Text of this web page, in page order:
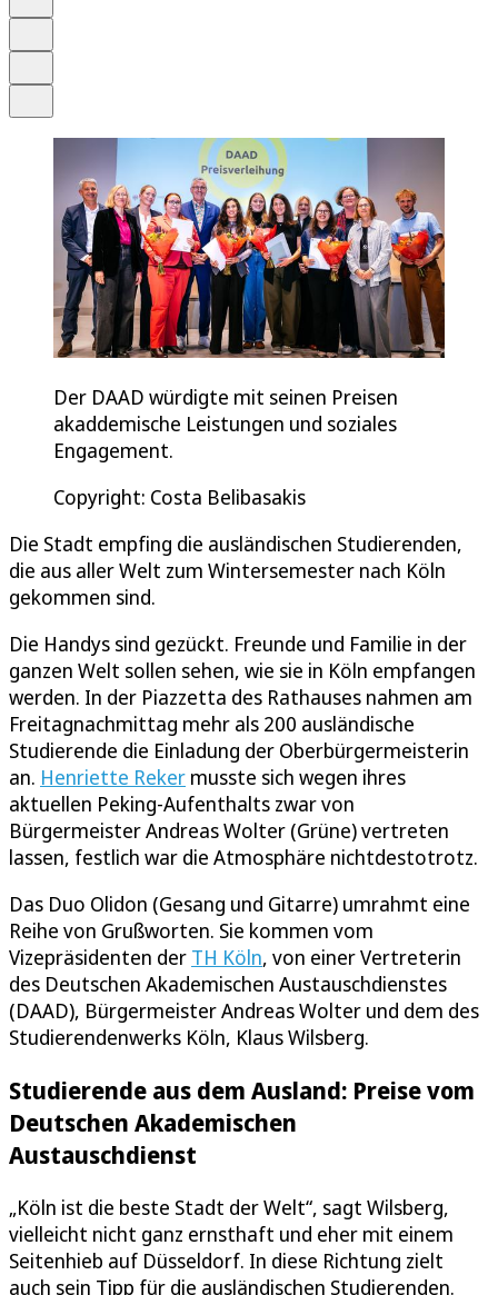
Der DAAD würdigte mit seinen Preisen
akaddemische Leistungen und soziales
Engagement.
Copyright: Costa Belibasakis
Die Stadt empfing die ausländischen Studierenden,
die aus aller Welt zum Wintersemester nach Köln
gekommen sind.
Die Handys sind gezückt. Freunde und Familie in der
ganzen Welt sollen sehen, wie sie in Köln empfangen
werden. In der Piazzetta des Rathauses nahmen am
Freitagnachmittag mehr als 200 ausländische
Studierende die Einladung der Oberbürgermeisterin
an. Henriette Reker musste sich wegen ihres
aktuellen Peking-Aufenthalts zwar von
Bürgermeister Andreas Wolter (Grüne) vertreten
lassen, festlich war die Atmosphäre nichtdestotrotz.
Das Duo Olidon (Gesang und Gitarre) umrahmt eine
Reihe von Grußworten. Sie kommen vom
Vizepräsidenten der TH Köln, von einer Vertreterin
des Deutschen Akademischen Austauschdienstes
(DAAD), Bürgermeister Andreas Wolter und dem des
Studierendenwerks Köln, Klaus Wilsberg.
Studierende aus dem Ausland: Preise vom
Deutschen Akademischen
Austauschdienst
„Köln ist die beste Stadt der Welt“, sagt Wilsberg,
vielleicht nicht ganz ernsthaft und eher mit einem
Seitenhieb auf Düsseldorf. In diese Richtung zielt
auch sein Tipp für die ausländischen Studierenden.